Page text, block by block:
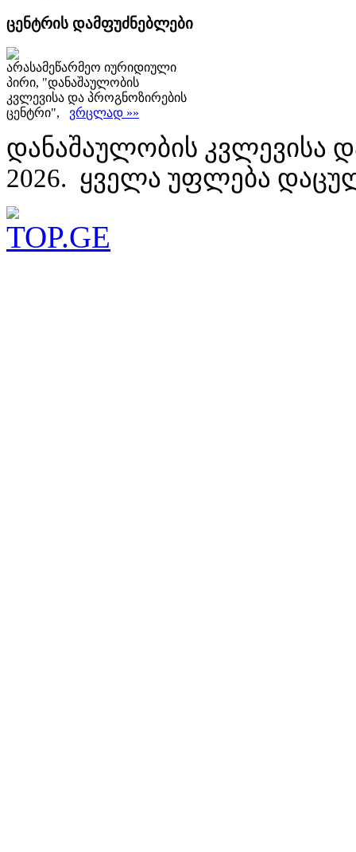
ცენტრის დამფუძნებლები
არასამეწარმეო იურიდიული
პირი, "დანაშაულობის
კვლევისა და პროგნოზირების
ცენტრი", ვრცლად »»
დანაშაულობის კვლევისა
2026. ყველა უფლება